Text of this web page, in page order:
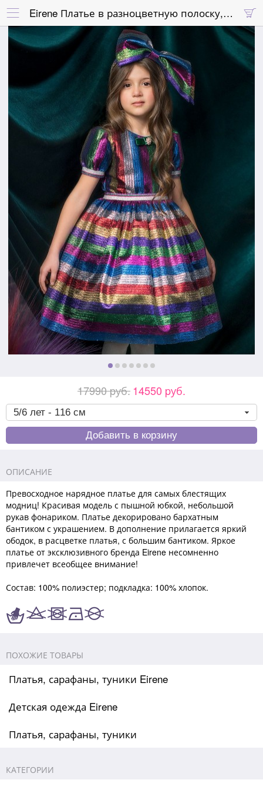
 
Eirene Платье в разноцветную полоску, блестящее, с пышной юбкой и ободком с большим бантом
17990 pуб.14550 pуб.
ОПИСАНИЕ
Превосходное нарядное платье для самых блестящих
модниц! Красивая модель с пышной юбкой, небольшой
рукав фонариком. Платье декорировано бархатным
бантиком с украшением. В дополнение прилагается яркий
ободок, в расцветке платья, с большим бантиком. Яркое
платье от эксклюзивного бренда Eirene несомненно
привлечет всеобщее внимание!
Состав: 100% полиэстер; подкладка: 100% хлопок.
ПОХОЖИЕ ТОВАРЫ
Платья, сарафаны, туники Eirene
Детская одежда Eirene
Платья, сарафаны, туники
КАТЕГОРИИ